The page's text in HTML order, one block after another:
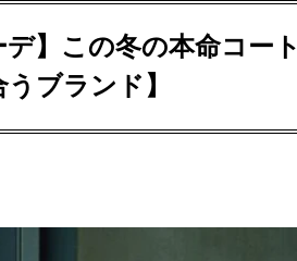
デ】この冬の本命コー
うブランド】